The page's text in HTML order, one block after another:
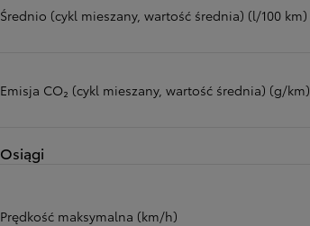
Średnio (cykl mieszany, wartość średnia) (l/100 km)
Emisja CO₂ (cykl mieszany, wartość średnia) (g/km)
Osiągi
Prędkość maksymalna (km/h)